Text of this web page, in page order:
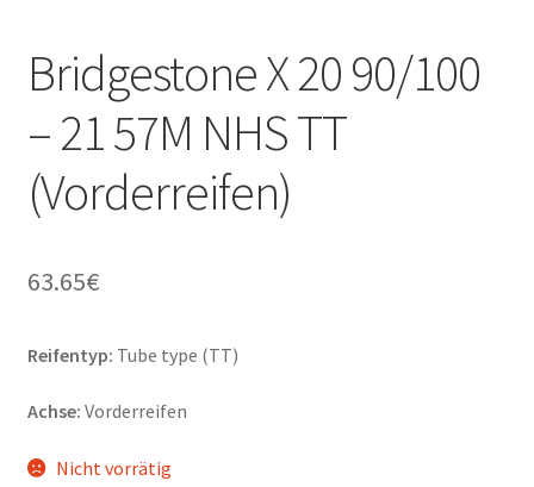
Bridgestone X 20 90/100
– 21 57M NHS TT
(Vorderreifen)
63.65€
Reifentyp: Tube type (TT)
Achse: Vorderreifen
Nicht vorrätig